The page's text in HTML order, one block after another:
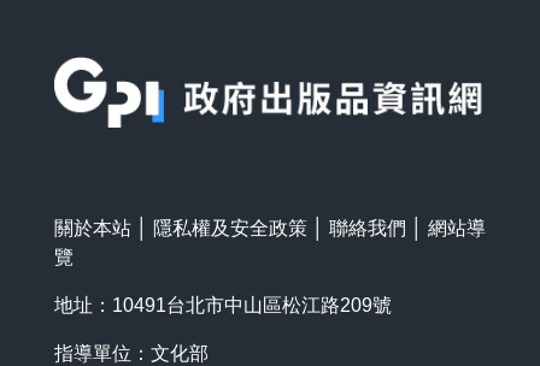
關於本站 隱私權及安全政策 聯絡我們
網站導
覽
地址：10491台北市中山區松江路209號
指導單位：文化部